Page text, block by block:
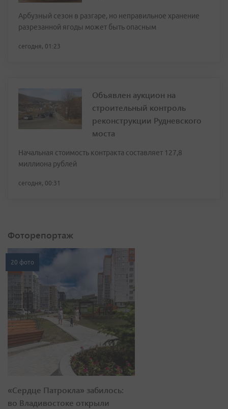
Арбузный сезон в разгаре, но неправильное хранение
разрезанной ягоды может быть опасным
сегодня, 01:23
Объявлен аукцион на
строительный контроль
реконструкции Рудневского
моста
Начальная стоимость контракта составляет 127,8
миллиона рублей
сегодня, 00:31
Фоторепортаж
20 фото
«Сердце Патрокла» забилось:
во Владивостоке открыли